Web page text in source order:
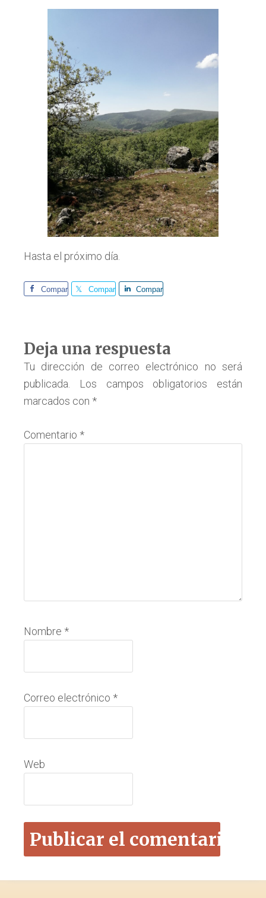
Hasta el próximo día.
Comparte Comparte Comparte
Interacciones
con
los
Deja una respuesta
Tu dirección de correo electrónico no será
publicada.
Los campos obligatorios están
marcados con *
Comentario *
Nombre *
Correo electrónico *
Web